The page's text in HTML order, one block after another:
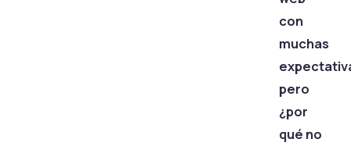
con
muchas
pero
¿por
qué no